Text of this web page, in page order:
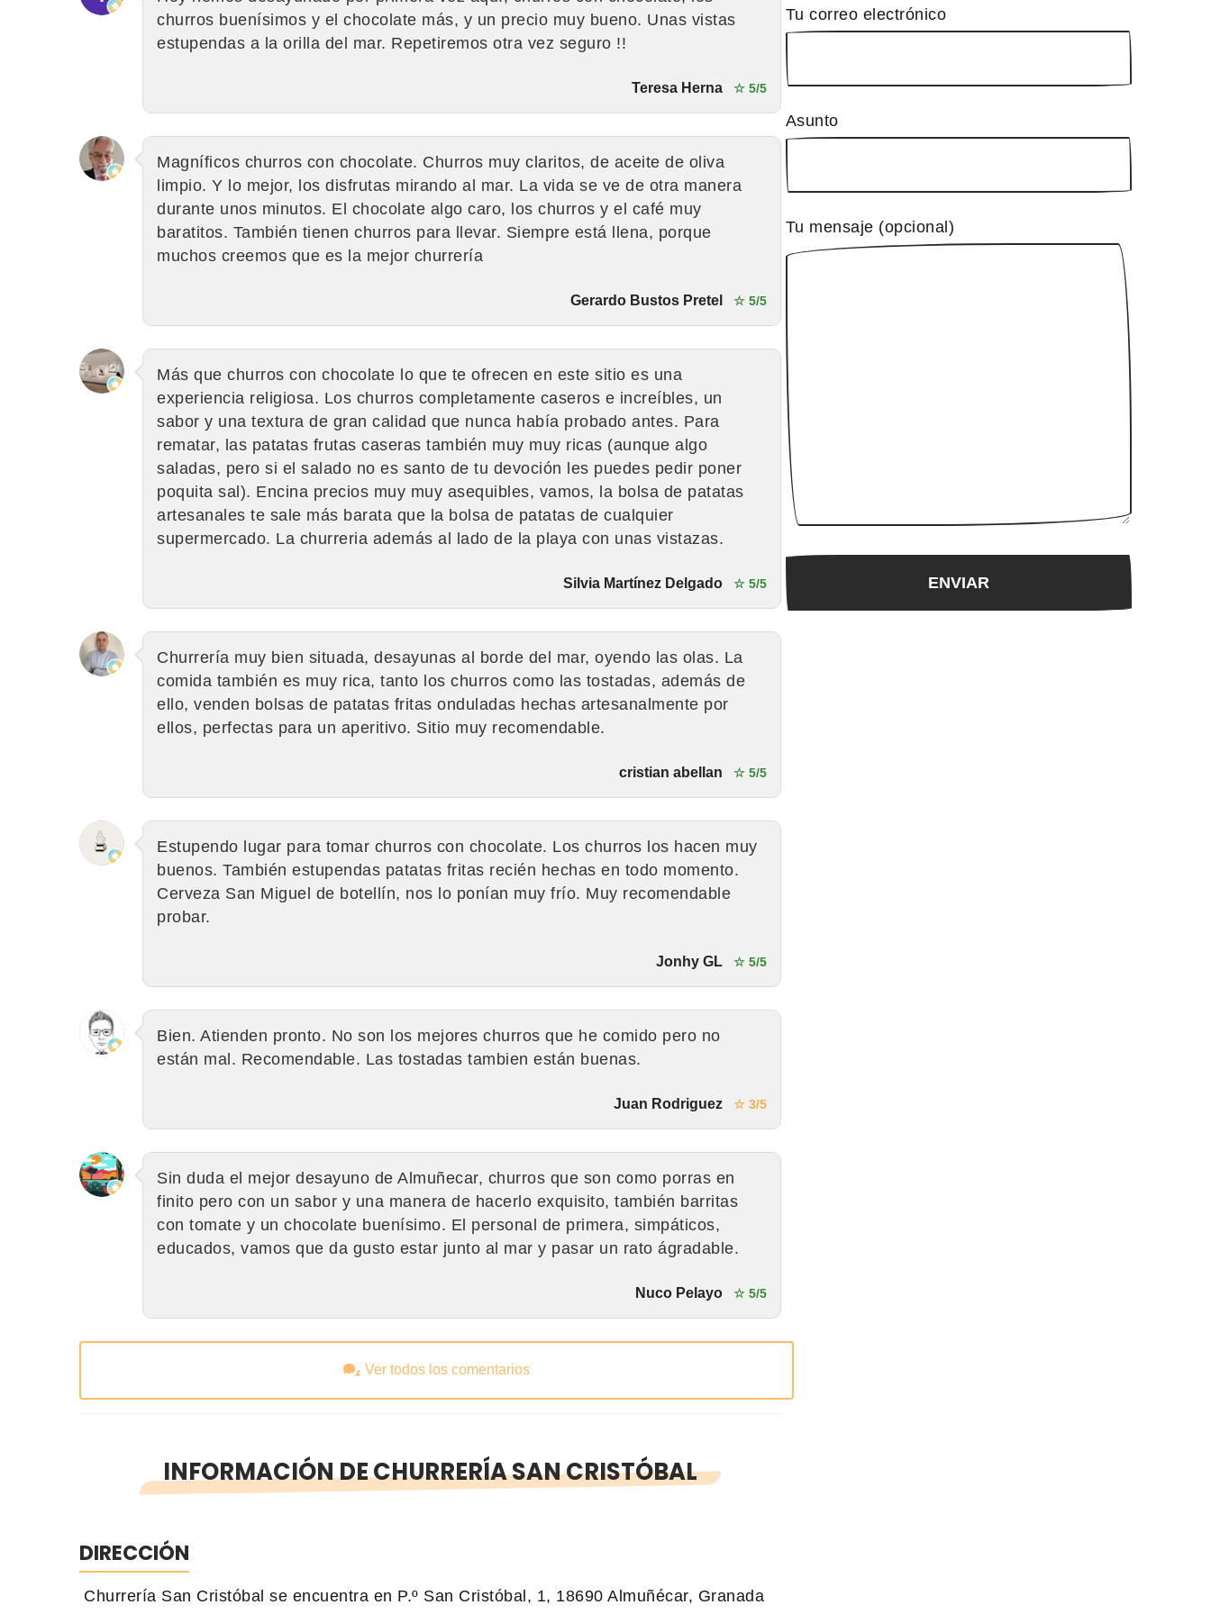
churros buenísimos y el chocolate más, y un precio muy bueno. Unas vistas
estupendas a la orilla del mar. Repetiremos otra vez seguro !!
Teresa Herna ☆ 5/5
Magníficos churros con chocolate. Churros muy claritos, de aceite de oliva
limpio. Y lo mejor, los disfrutas mirando al mar. La vida se ve de otra manera
durante unos minutos. El chocolate algo caro, los churros y el café muy
baratitos. También tienen churros para llevar. Siempre está llena, porque
muchos creemos que es la mejor churrería
Gerardo Bustos Pretel ☆ 5/5
Más que churros con chocolate lo que te ofrecen en este sitio es una
experiencia religiosa. Los churros completamente caseros e increíbles, un
sabor y una textura de gran calidad que nunca había probado antes. Para
rematar, las patatas frutas caseras también muy muy ricas (aunque algo
saladas, pero si el salado no es santo de tu devoción les puedes pedir poner
poquita sal). Encina precios muy muy asequibles, vamos, la bolsa de patatas
artesanales te sale más barata que la bolsa de patatas de cualquier
supermercado. La churreria además al lado de la playa con unas vistazas.
Silvia Martínez Delgado ☆ 5/5
Churrería muy bien situada, desayunas al borde del mar, oyendo las olas. La
comida también es muy rica, tanto los churros como las tostadas, además de
ello, venden bolsas de patatas fritas onduladas hechas artesanalmente por
ellos, perfectas para un aperitivo. Sitio muy recomendable.
cristian abellan ☆ 5/5
Estupendo lugar para tomar churros con chocolate. Los churros los hacen muy
buenos. También estupendas patatas fritas recién hechas en todo momento.
Cerveza San Miguel de botellín, nos lo ponían muy frío. Muy recomendable
probar.
Jonhy GL ☆ 5/5
Bien. Atienden pronto. No son los mejores churros que he comido pero no
están mal. Recomendable. Las tostadas tambien están buenas.
Juan Rodriguez ☆ 3/5
Sin duda el mejor desayuno de Almuñecar, churros que son como porras en
finito pero con un sabor y una manera de hacerlo exquisito, también barritas
con tomate y un chocolate buenísimo. El personal de primera, simpáticos,
educados, vamos que da gusto estar junto al mar y pasar un rato ágradable.
Nuco Pelayo ☆ 5/5
Ver todos los comentarios
INFORMACIÓN DE CHURRERÍA SAN CRISTÓBAL
DIRECCIÓN
Churrería San Cristóbal se encuentra en P.º San Cristóbal, 1, 18690 Almuñécar, Granada
Tu correo electrónico
Asunto
Tu mensaje (opcional)